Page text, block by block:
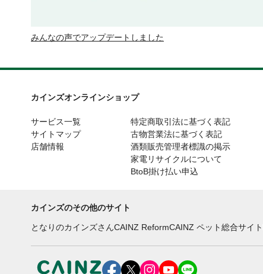
みんなの声でアップデートしました
カインズオンラインショップ
サービス一覧
サイトマップ
店舗情報
特定商取引法に基づく表記
古物営業法に基づく表記
酒類販売管理者標識の掲示
家電リサイクルについて
BtoB掛け払い申込
カインズのその他のサイト
となりのカインズさんCAINZ ReformCAINZ ペット総合サイト